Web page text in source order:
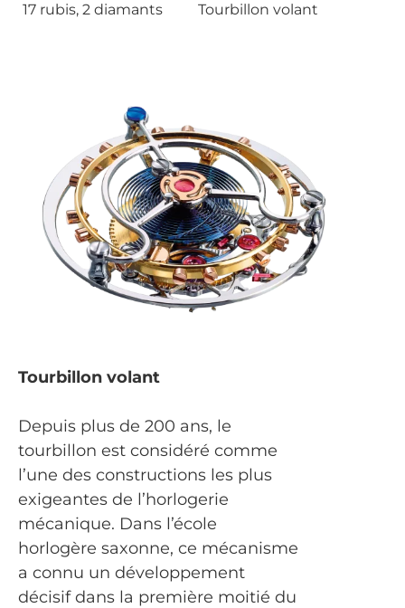
17 rubis, 2 diamants
Tourbillon volant
Tourbillon volant
Depuis plus de 200 ans, le
tourbillon est considéré comme
l’une des constructions les plus
exigeantes de l’horlogerie
mécanique. Dans l’école
horlogère saxonne, ce mécanisme
a connu un développement
décisif dans la première moitié du